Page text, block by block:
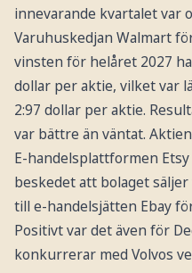
innevarande kvartalet var
Varuhuskedjan Walmart
vinsten för helåret 2027
dollar per aktie, vilket var
2:97 dollar per aktie.
var bättre än väntat.
E-handelsplattformen
beskedet att bolaget
till e-handelsjätten Ebay
Positivt var det även för
konkurrerar med Volvos